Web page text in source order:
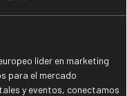
líder en marketing
para el mercado
y eventos, conectamos